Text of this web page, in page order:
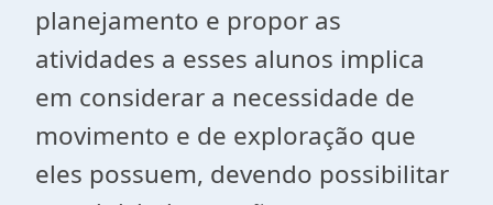
planejamento e propor as
atividades a esses alunos implica
em considerar a necessidade de
movimento e de exploração que
eles possuem, devendo possibilitar